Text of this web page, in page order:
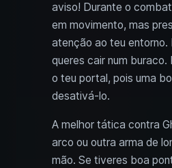
aviso! Durante o
em movimento, mas
atenção ao teu entorno.
queres cair num
o teu portal, pois uma
desativá-lo.
A melhor tática contra
arco ou outra arma de
mão. Se tiveres boa